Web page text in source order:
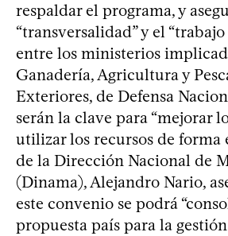
respaldar el programa, y
“transversalidad” y el
entre los ministerios
Ganadería, Agricultura y
Exteriores, de Defensa
serán la clave para “mejorar
utilizar los recursos de forma
de la Dirección Nacional de
(Dinama), Alejandro Nario,
este convenio se podrá
propuesta país para la